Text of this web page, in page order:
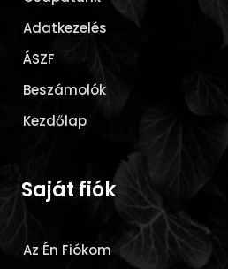
Adatkezelés
ÁSZF
Beszámolók
Kezdőlap
Saját fiók
Az Én Fiókom